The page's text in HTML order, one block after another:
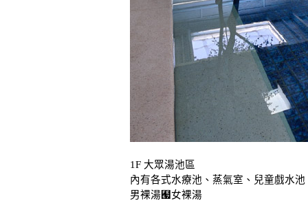
1F 大眾湯池區
內有各式水療池、蒸氣室、兒童戲水
男裸湯﹧女裸湯